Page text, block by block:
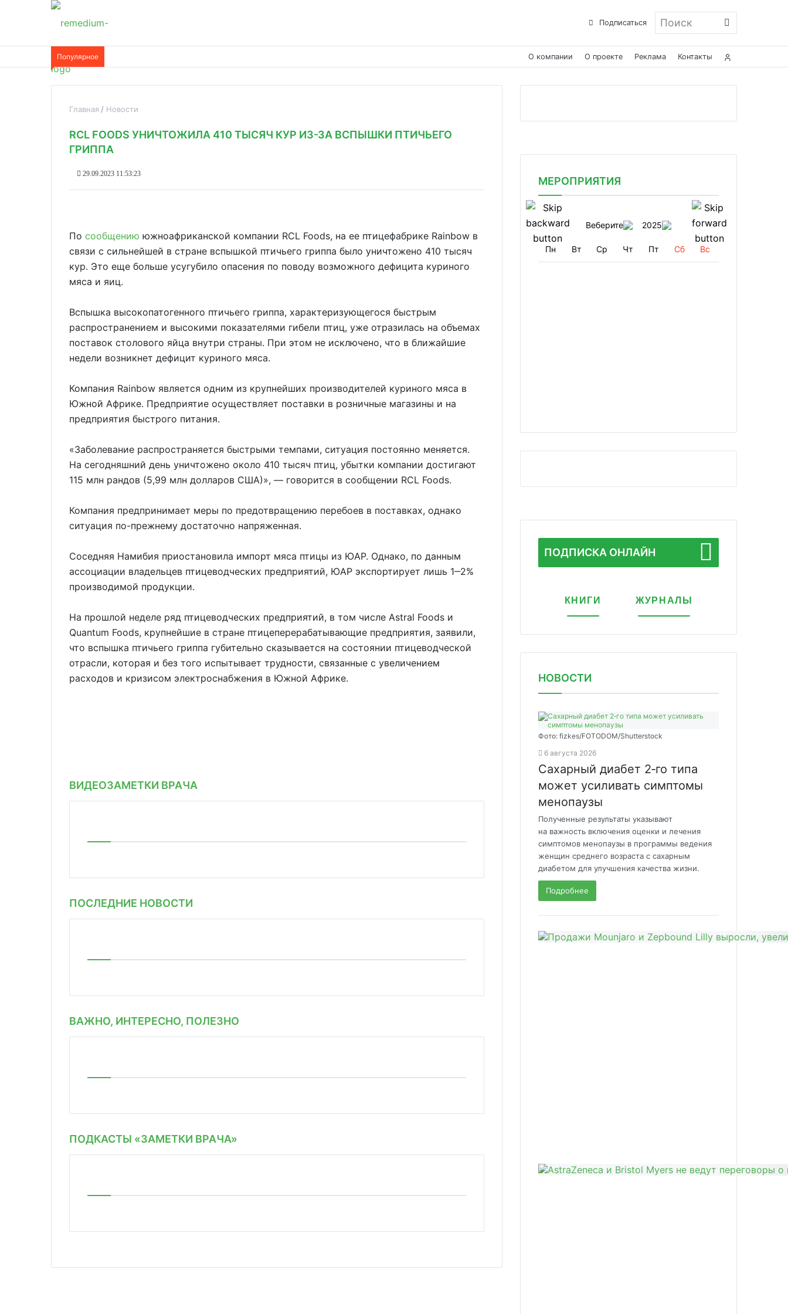
Подписаться Поиск
Популярное О компании О проекте Реклама Контакты
Главная Новости
RCL FOODS УНИЧТОЖИЛА 410 ТЫСЯЧ КУР ИЗ-ЗА ВСПЫШКИ ПТИЧЬЕГО
ГРИППА
29.09.2023 11:53:23
По сообщению южноафриканской компании RCL Foods, на ее птицефабрике Rainbow в
связи с сильнейшей в стране вспышкой птичьего гриппа было уничтожено 410 тысяч
кур. Это еще больше усугубило опасения по поводу возможного дефицита куриного
мяса и яиц.
Вспышка высокопатогенного птичьего гриппа, характеризующегося быстрым
распространением и высокими показателями гибели птиц, уже отразилась на объемах
поставок столового яйца внутри страны. При этом не исключено, что в ближайшие
недели возникнет дефицит куриного мяса.
Компания Rainbow является одним из крупнейших производителей куриного мяса в
Южной Африке. Предприятие осуществляет поставки в розничные магазины и на
предприятия быстрого питания.
«Заболевание распространяется быстрыми темпами, ситуация постоянно меняется.
На сегодняшний день уничтожено около 410 тысяч птиц, убытки компании достигают
115 млн рандов (5,99 млн долларов США)», ― говорится в сообщении RCL Foods.
Компания предпринимает меры по предотвращению перебоев в поставках, однако
ситуация по-прежнему достаточно напряженная.
Соседняя Намибия приостановила импорт мяса птицы из ЮАР. Однако, по данным
ассоциации владельцев птицеводческих предприятий, ЮАР экспортирует лишь 1‒2%
производимой продукции.
На прошлой неделе ряд птицеводческих предприятий, в том числе Astral Foods и
Quantum Foods, крупнейшие в стране птицеперерабатывающие предприятия, заявили,
что вспышка птичьего гриппа губительно сказывается на состоянии птицеводческой
отрасли, которая и без того испытывает трудности, связанные с увеличением
расходов и кризисом электроснабжения в Южной Африке.
ВИДЕОЗАМЕТКИ ВРАЧА
ПОСЛЕДНИЕ НОВОСТИ
ВАЖНО, ИНТЕРЕСНО, ПОЛЕЗНО
ПОДКАСТЫ «ЗАМЕТКИ ВРАЧА»
МЕРОПРИЯТИЯ
Веберите 2025
Пн Вт Ср Чт Пт Сб Вс
ПОДПИСКА ОНЛАЙН
КНИГИ ЖУРНАЛЫ
НОВОСТИ
Фото: fizkes/FOTODOM/Shutterstock
6 августа 2026
Сахарный диабет 2‑го типа
может усиливать симптомы
менопаузы
Полученные результаты указывают
на важность включения оценки и лечения
симптомов менопаузы в программы ведения
женщин среднего возраста с сахарным
диабетом для улучшения качества жизни.
Подробнее